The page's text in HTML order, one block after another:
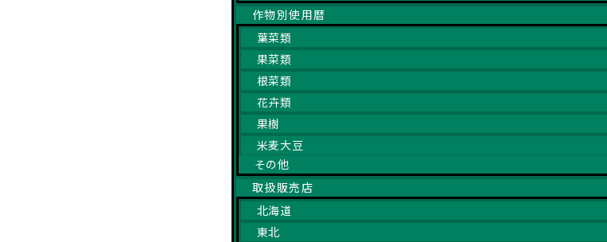
作物別使用暦
葉菜類
果菜類
根菜類
花卉類
果樹
米麦大豆
その他
取扱販売店
北海道
東北